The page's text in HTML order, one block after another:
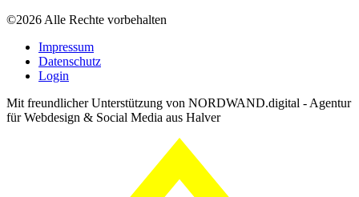
©2026 Alle Rechte vorbehalten
Impressum
Datenschutz
Login
Mit freundlicher Unterstützung von NORDWAND.digital - Agentur
für Webdesign & Social Media aus Halver